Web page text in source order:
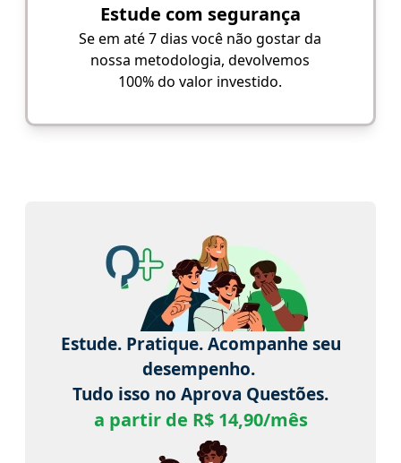
Estude com segurança
Se em até 7 dias você não gostar da
nossa metodologia, devolvemos
100% do valor investido.
Estude. Pratique. Acompanhe seu
desempenho.
Tudo isso no Aprova Questões.
a partir de R$ 14,90/mês